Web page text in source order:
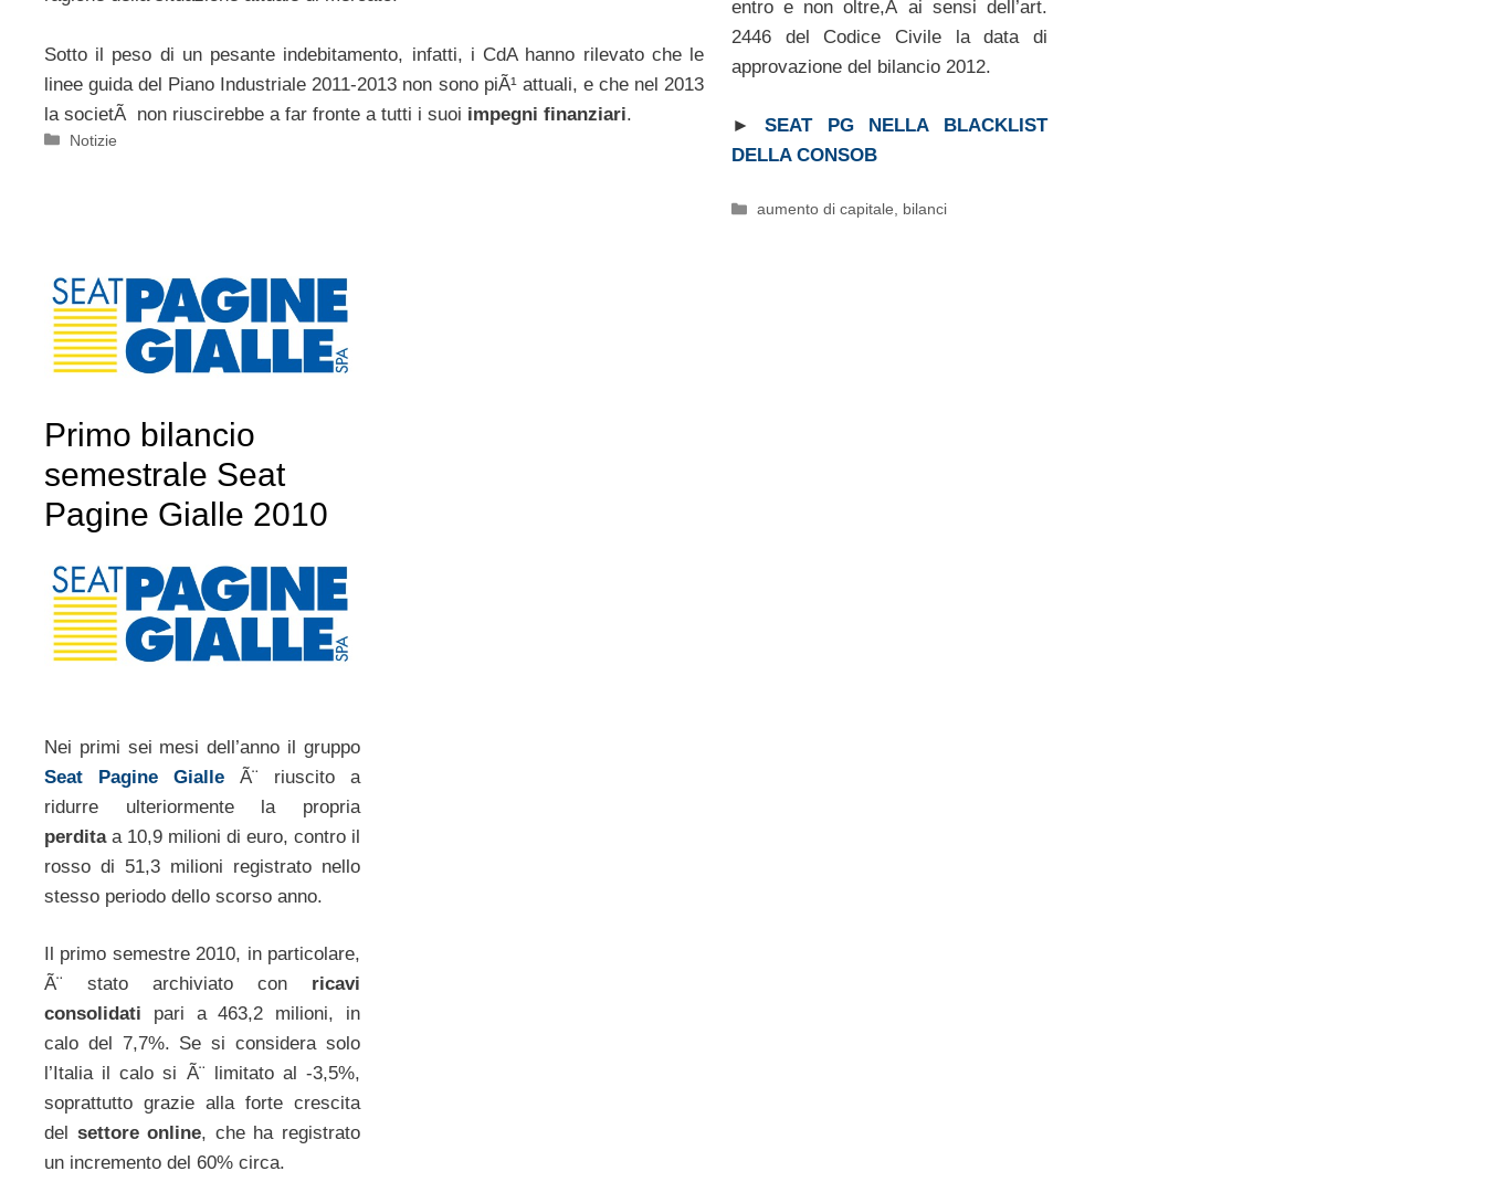
Sotto il peso di un pesante indebitamento, infatti, i CdA hanno rilevato che le
linee guida del Piano Industriale 2011-2013 non sono piÃ¹ attuali, e che nel 2013
la societÃ non riuscirebbe a far fronte a tutti i suoi impegni finanziari.
Categorie
Notizie
entro e non oltre,Â ai sensi dell’art.
2446 del Codice Civile la data di
approvazione del bilancio 2012.
►SEAT PG NELLA BLACKLIST
DELLA CONSOB
Categorie
aumento di capitale, bilanci
Primo bilancio
semestrale Seat
Pagine Gialle 2010
Nei primi sei mesi dell’anno il gruppo
Seat Pagine Gialle Ã¨ riuscito a
ridurre ulteriormente la propria
perditaa 10,9 milioni di euro, contro il
rosso di 51,3 milioni registrato nello
stesso periodo dello scorso anno.
Il primo semestre 2010, in particolare,
Ã¨ stato archiviato con ricavi
consolidati pari a 463,2 milioni, in
calo del 7,7%. Se si considera solo
l’Italia il calo si Ã¨ limitato al -3,5%,
soprattutto grazie alla forte crescita
del settore online, che ha registrato
un incremento del 60% circa.